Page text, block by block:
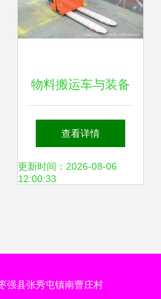
物料搬运车与装备
制造 驱动现代物流
与工业4.0的核心力
查看详情
更新时间：2026-08-06
12:00:33
强县张秀屯镇南曹庄村